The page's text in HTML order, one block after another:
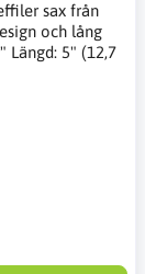
sax från
och lång
Längd: 5" (12,7